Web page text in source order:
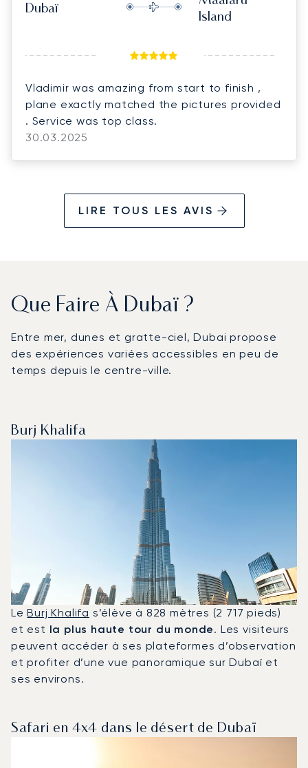
Dubaï
Island
Vladimir was amazing from start to finish ,
plane exactly matched the pictures provided
. Service was top class.
30.03.2025
LIRE TOUS LES AVIS
Que Faire À Dubaï ?
Entre mer, dunes et gratte-ciel, Dubai propose
des expériences variées accessibles en peu de
temps depuis le centre-ville.
Burj Khalifa
LeBurj Khalifa s’élève à 828 mètres (2 717 pieds)
et est la plus haute tour du monde. Les visiteurs
peuvent accéder à ses plateformes d’observation
et profiter d’une vue panoramique sur Dubaï et
ses environs.
Safari en 4x4 dans le désert de Dubaï